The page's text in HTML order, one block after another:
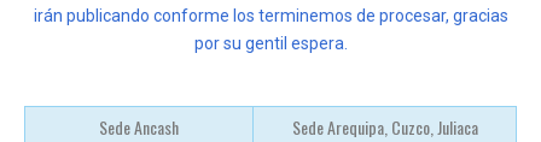
irán publicando conforme los terminemos de procesar, gracias
por su gentil espera.
Sede Ancash
Sede Arequipa, Cuzco, Juliaca